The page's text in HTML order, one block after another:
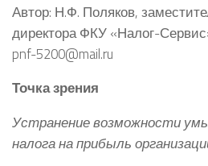
Автор: Н.Ф. Поляков,
директора ФКУ «Налог-
pnf-5200@mail.ru
Точка зрения
Устранение возможности
налога на прибыль